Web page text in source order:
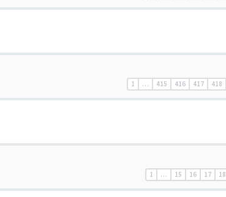
1 … 415 416 417 418
1 … 15 16 17 18